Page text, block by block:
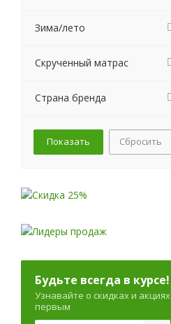
Зима/лето
Скрученный матрас
Страна бренда
Сбросить
Будьте всегда в курсе!
Узнавайте о скидках и акциях
первым